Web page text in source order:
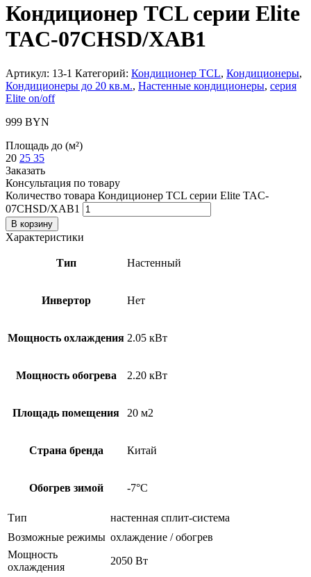
Кондиционер TCL серии Elite
TAC-07CHSD/XAB1
Артикул: 13-1 Категорий: Кондиционер TCL, Кондиционеры,
Кондиционеры до 20 кв.м., Настенные кондиционеры, серия
Elite on/off
999 BYN
Площадь до (м²)
20 25 35
Заказать
Консультация по товару
Количество товара Кондиционер TCL серии Elite TAC-
07CHSD/XAB1
В корзину
Характеристики
Тип Настенный
Инвертор Нет
Мощность охлаждения 2.05 кВт
Мощность обогрева 2.20 кВт
Площадь помещения 20 м2
Страна бренда Китай
Обогрев зимой -7°С
Тип
настенная сплит-система
Возможные режимы охлаждение / обогрев
Мощность
охлаждения
2050 Вт